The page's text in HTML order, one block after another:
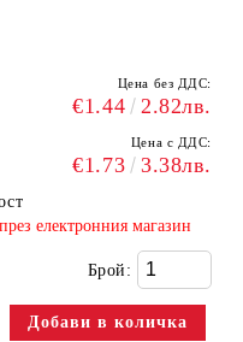
Цена без ДДС:
€1.44 2.82лв.
Цена с ДДС:
€1.73 3.38лв.
електронния магазин
Брой: